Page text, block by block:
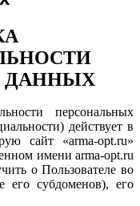
ДАННЫХ
льности персональных
действует в
сайт «arma-opt.ru»
имени arma-opt.ru
о Пользователе во
его субдоменов), его